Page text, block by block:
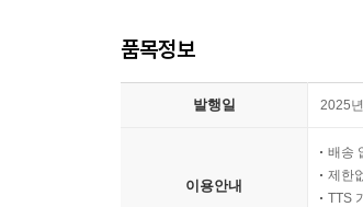
품목정보
발행일 2025
이용안내
배송
제한
TTS